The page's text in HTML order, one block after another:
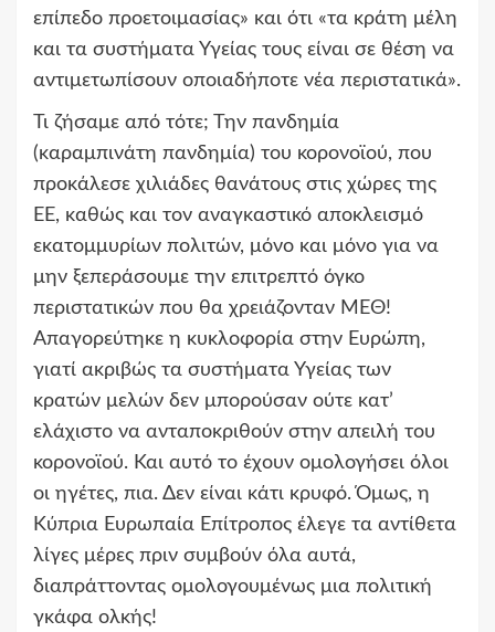
επίπεδο προετοιμασίας» και ότι «τα κράτη μέλη
και τα συστήματα Υγείας τους είναι σε θέση να
αντιμετωπίσουν οποιαδήποτε νέα περιστατικά».
Τι ζήσαμε από τότε; Την πανδημία
(καραμπινάτη πανδημία) του κορονοϊού, που
προκάλεσε χιλιάδες θανάτους στις χώρες της
ΕΕ, καθώς και τον αναγκαστικό αποκλεισμό
εκατομμυρίων πολιτών, μόνο και μόνο για να
μην ξεπεράσουμε την επιτρεπτό όγκο
περιστατικών που θα χρειάζονταν ΜΕΘ!
Απαγορεύτηκε η κυκλοφορία στην Ευρώπη,
γιατί ακριβώς τα συστήματα Υγείας των
κρατών μελών δεν μπορούσαν ούτε κατ’
ελάχιστο να ανταποκριθούν στην απειλή του
κορονοϊού. Και αυτό το έχουν ομολογήσει όλοι
οι ηγέτες, πια. Δεν είναι κάτι κρυφό. Όμως, η
Κύπρια Ευρωπαία Επίτροπος έλεγε τα αντίθετα
λίγες μέρες πριν συμβούν όλα αυτά,
διαπράττοντας ομολογουμένως μια πολιτική
γκάφα ολκής!